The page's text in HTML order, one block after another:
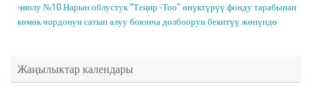
-июлу №10 Нарын облустук “Теңир -Тоо” өнүктүрүү фонду тарабынан
көмөк чордонун сатып алуу боюнча долбоорун бекитүү жөнүндө
Жаңылыктар календары